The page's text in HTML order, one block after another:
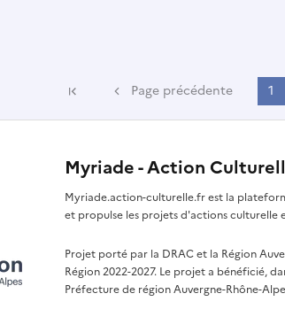
Première pagePage précédente 1
Myriade - Action
Myriade.action-culturelle.fr est la
et propulse les projets d'actions culturelle
Projet porté par la DRAC et la Région
Région 2022-2027. Le projet a bénéficié,
Préfecture de région Auvergne-Rhône-